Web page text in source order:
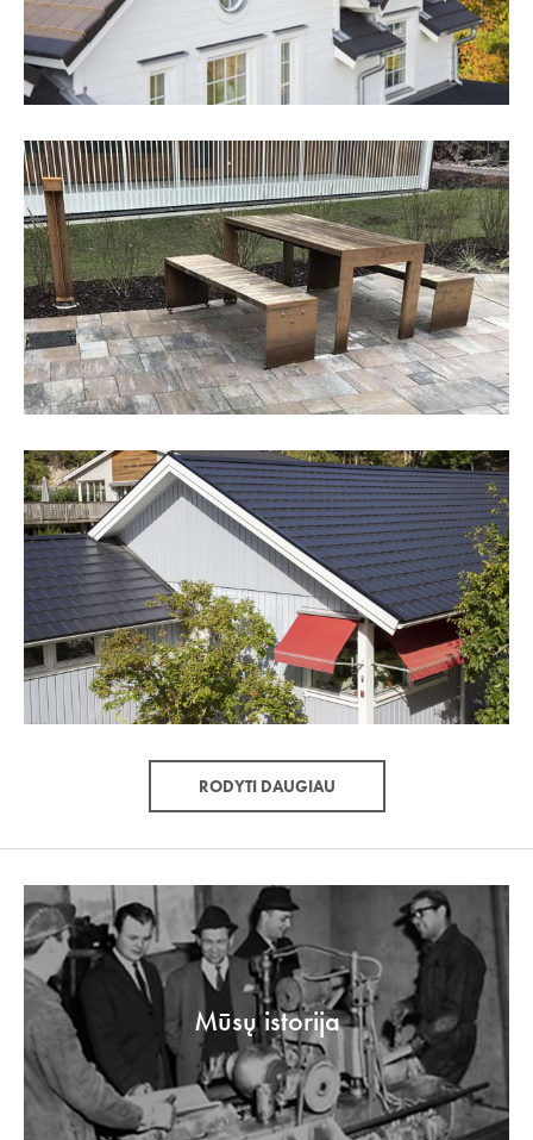
RODYTI DAUGIAU
Mūsų istorija